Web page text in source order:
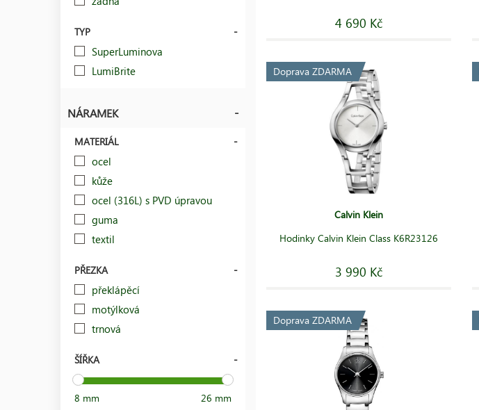
TYP
SuperLuminova
LumiBrite
NÁRAMEK
MATERIÁL
ocel
kůže
ocel (316L) s PVD úpravou
guma
textil
PŘEZKA
překlápěcí
motýlková
trnová
ŠÍŘKA
8 mm 26 mm
4 690 Kč
Doprava ZDARMA
Calvin Klein
Hodinky Calvin Klein Class K6R23126
3 990 Kč
Doprava ZDARMA